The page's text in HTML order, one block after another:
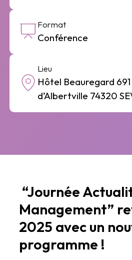
Format
Conférence
Lieu
Hôtel Beauregard
d’Albertville 74320
“Journée
Management”
2025 avec un
programme !